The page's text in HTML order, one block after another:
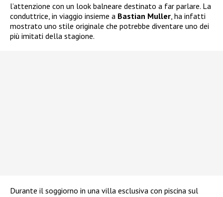
l’attenzione con un look balneare destinato a far parlare. La
conduttrice, in viaggio insieme a Bastian Muller, ha infatti
mostrato uno stile originale che potrebbe diventare uno dei
più imitati della stagione.
Durante il soggiorno in una villa esclusiva con piscina sul